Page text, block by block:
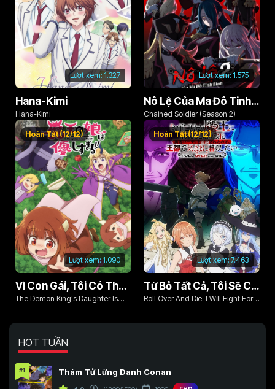
Lượt xem: 1.327
Hana-Kimi
Hana-Kimi
Lượt xem: 1.575
Nô Lệ Của Ma Đô Tinh Binh (Phần 2)
Chained Soldier (Season 2)
Lượt xem:1.090
Hoàn Tất (12/12)
Vì Con Gái, Tôi Có Thể Đánh Bại Cả Ma Vương
The Demon King's Daughter Is
Lượt xem: 7.463
Hoàn Tất (12/12)
Từ Bỏ Tất Cả, Tôi Sẽ Chiến Đấu Cho Một Cuộc Sống Bình Thường Với Tình Yêu Của Đời Mình Và Chiếc Thanh Kiếm Bị Nguyền Rủa!
Roll Over And Die: I Will Fight For
Cursed Sword!
HOT TUẦN
#1 Thám Tử Lừng Danh Conan